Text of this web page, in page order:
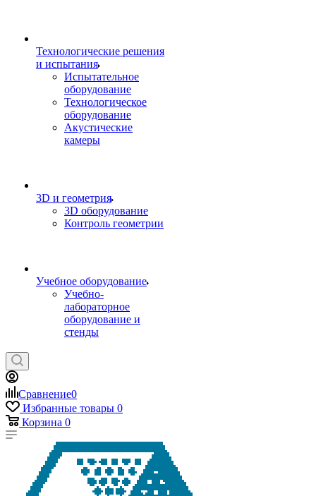
Технологические решения
и испытания
Испытательное
оборудование
Технологическое
оборудование
Акустические
камеры
3D и геометрия
3D оборудование
Контроль геометрии
Учебное оборудование
Учебно-
лабораторное
оборудование и
стенды
Сравнение0
Избранные товары 0
Корзина 0